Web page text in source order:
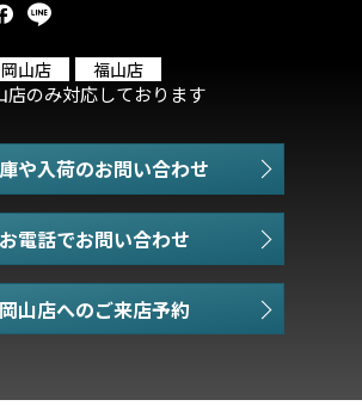
岡山店 福山店
のみ対応しております
や入荷のお問い合わせ
お電話でお問い合わせ